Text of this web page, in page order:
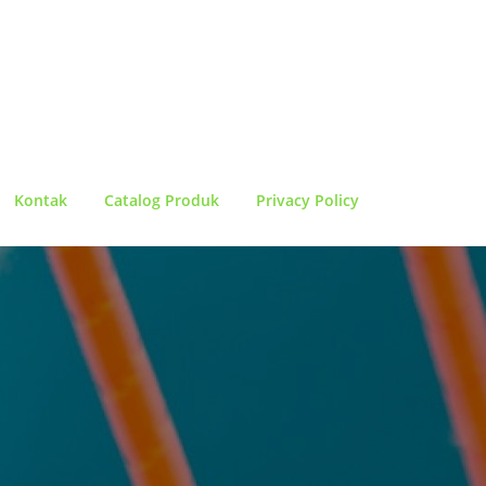
Kontak Catalog Produk Privacy Policy